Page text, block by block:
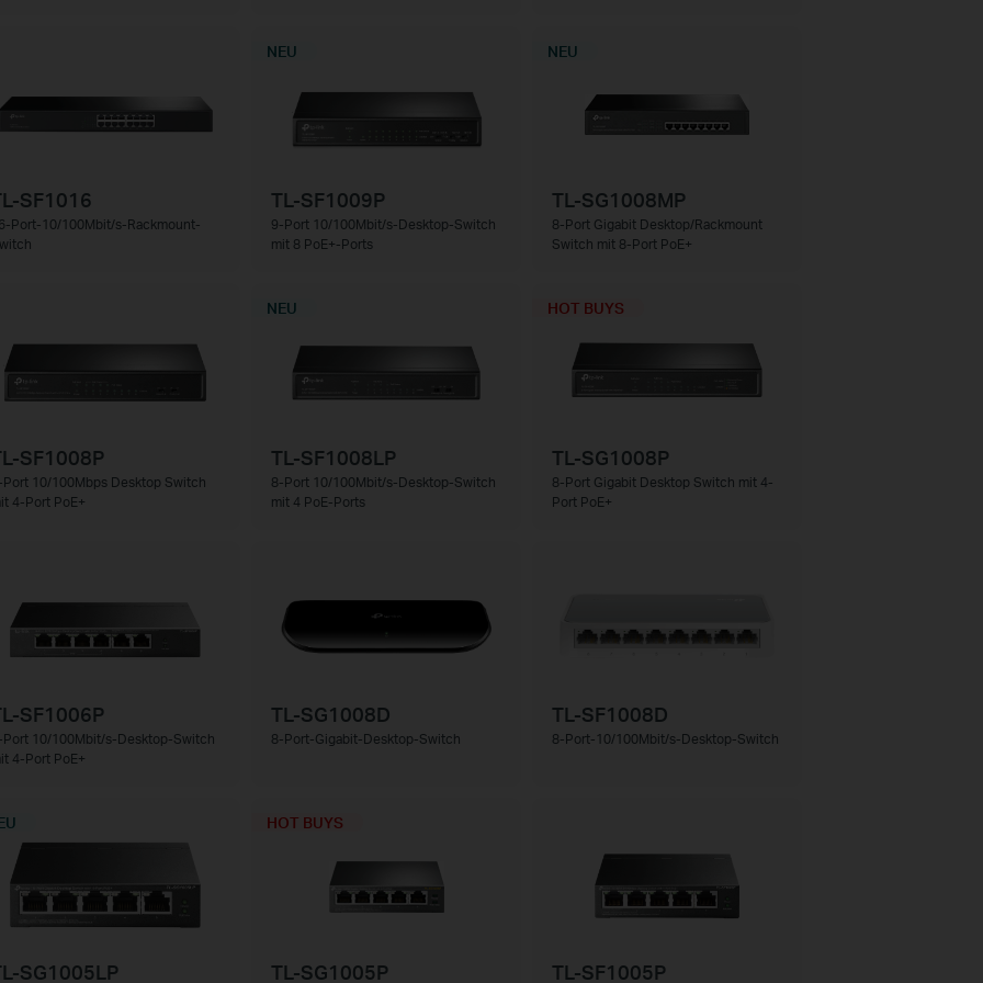
SF1016
Port-10/100Mbit/s-Rackmount-
NEU
TL-SF1009P
9-Port 10/100Mbit/s-Desktop-Switch
mit 8 PoE+-Ports
NEU
TL-SG1008MP
8-Port Gigabit Desktop/Rackmount
Switch mit 8-Port PoE+
SF1008P
Port 10/100Mbps Desktop Switch
4-Port PoE+
NEU
TL-SF1008LP
8-Port 10/100Mbit/s-Desktop-Switch
mit 4 PoE-Ports
HOT BUYS
TL-SG1008P
8-Port Gigabit Desktop Switch mit 4-
Port PoE+
SF1006P
Port 10/100Mbit/s-Desktop-Switch
4-Port PoE+
TL-SG1008D
8-Port-Gigabit-Desktop-Switch
TL-SF1008D
8-Port-10/100Mbit/s-Desktop-Switch
SG1005LP
HOT BUYS
TL-SG1005P TL-SF1005P